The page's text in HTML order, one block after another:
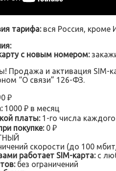
тарифа:вся Россия, кроме
с новым номером:
Продажа и активация SIM-
“О связи” 126-ФЗ.
₽
1000 ₽ в месяц
платы:1-го числа
покупке:0 ₽
скорости (до 100
работает SIM-карта:с
без ограничений